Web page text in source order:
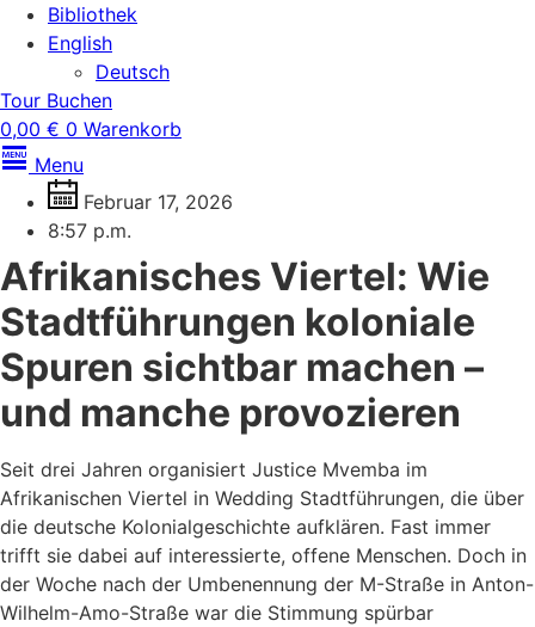
Bibliothek
English
Deutsch
Tour Buchen
0,00 € 0 Warenkorb
Menu
Februar 17, 2026
8:57 p.m.
Afrikanisches Viertel: Wie
Stadtführungen koloniale
Spuren sichtbar machen –
und manche provozieren
Seit drei Jahren organisiert Justice Mvemba im
Afrikanischen Viertel in Wedding Stadtführungen, die über
die deutsche Kolonialgeschichte aufklären. Fast immer
trifft sie dabei auf interessierte, offene Menschen. Doch in
der Woche nach der Umbenennung der M-Straße in Anton-
Wilhelm-Amo-Straße war die Stimmung spürbar